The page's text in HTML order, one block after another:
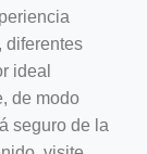
diferentes
ideal
de modo
seguro de la